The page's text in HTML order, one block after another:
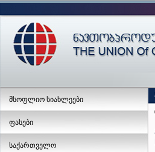
მსოფლიო სიახლეები
ფასები
საქართველო